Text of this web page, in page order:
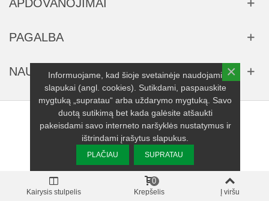
APDOVANOJIMAI
PAGALBA
NAUJIENLAIŠKIS
© 2025 UAB "Serenika" visos teisės saugomos.
Kairysis stulpelis Krepšelis
0
Į viršu
Informuojame, kad šioje svetainėje naudojami
slapukai (angl. cookies). Sutikdami, paspauskite
mygtuką „supratau“ arba uždarymo mygtuką. Savo
duotą sutikimą bet kada galėsite atšaukti
pakeisdami savo interneto naršyklės nustatymus ir
ištrindami įrašytus slapukus.
PLAČIAU SUPRATAU
×